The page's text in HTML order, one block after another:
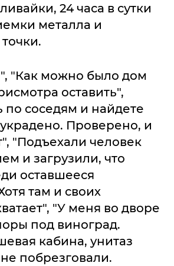
24 часа в сутки
металла и
"Как можно было дом
оставить",
по соседям и найдете
Проверено, и
"Подъехали человек
и загрузили, что
оставшееся
там и своих
"У меня во дворе
под виноград.
кабина, унитаз
побрезговали.